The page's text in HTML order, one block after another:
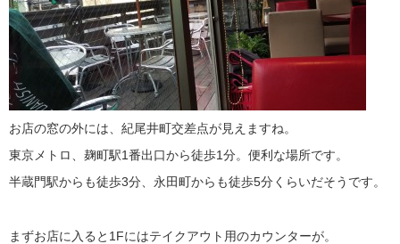
お店の窓の外には、紀尾井町交差点が見えますね。
東京メトロ、麹町駅1番出口から徒歩1分。便利な場所です。
半蔵門駅からも徒歩3分、永田町からも徒歩5分くらいだそうです。
まずお店に入ると1Fにはテイクアウト用のカウンターが。